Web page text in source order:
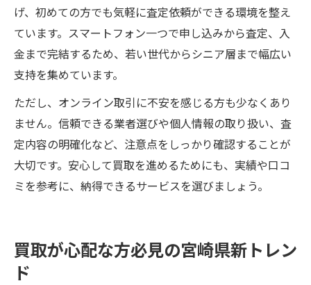
げ、初めての方でも気軽に査定依頼ができる環境を整え
ています。スマートフォン一つで申し込みから査定、入
金まで完結するため、若い世代からシニア層まで幅広い
支持を集めています。
ただし、オンライン取引に不安を感じる方も少なくあり
ません。信頼できる業者選びや個人情報の取り扱い、査
定内容の明確化など、注意点をしっかり確認することが
大切です。安心して買取を進めるためにも、実績や口コ
ミを参考に、納得できるサービスを選びましょう。
買取が心配な方必見の宮崎県新トレン
ド